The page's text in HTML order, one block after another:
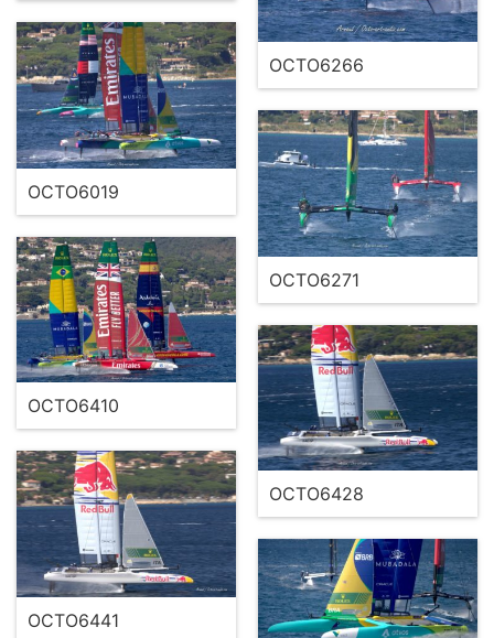
OCTO6266
OCTO6019
OCTO6271
OCTO6410
OCTO6428
OCTO6441